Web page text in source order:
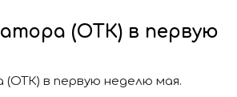
(ОТК) в первую
в первую неделю мая.